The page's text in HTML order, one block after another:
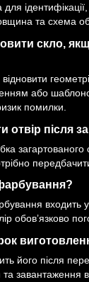
та схема
скло,
або
помилки.
отвір після
входить
обов’язково
його після
та завантаження